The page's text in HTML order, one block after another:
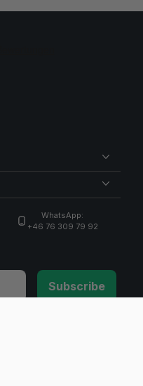
WhatsApp:
+46 76 309 79 92
Subscribe